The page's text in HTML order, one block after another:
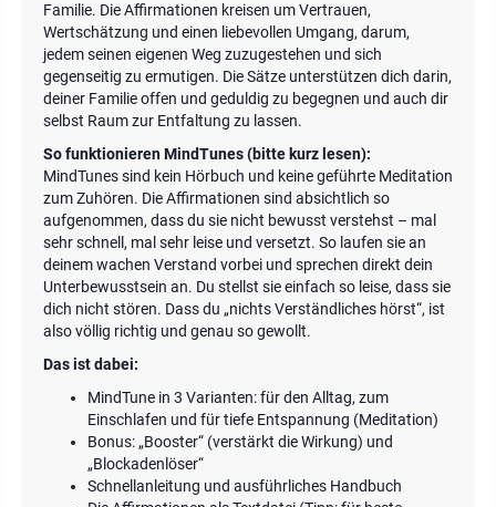
Familie. Die Affirmationen kreisen um Vertrauen,
Wertschätzung und einen liebevollen Umgang, darum,
jedem seinen eigenen Weg zuzugestehen und sich
gegenseitig zu ermutigen. Die Sätze unterstützen dich darin,
deiner Familie offen und geduldig zu begegnen und auch dir
selbst Raum zur Entfaltung zu lassen.
So funktionieren MindTunes (bitte kurz lesen):
MindTunes sind kein Hörbuch und keine geführte Meditation
zum Zuhören. Die Affirmationen sind absichtlich so
aufgenommen, dass du sie nicht bewusst verstehst – mal
sehr schnell, mal sehr leise und versetzt. So laufen sie an
deinem wachen Verstand vorbei und sprechen direkt dein
Unterbewusstsein an. Du stellst sie einfach so leise, dass sie
dich nicht stören. Dass du „nichts Verständliches hörst“, ist
also völlig richtig und genau so gewollt.
Das ist dabei:
MindTune in 3 Varianten: für den Alltag, zum
Einschlafen und für tiefe Entspannung (Meditation)
Bonus: „Booster“ (verstärkt die Wirkung) und
„Blockadenlöser“
Schnellanleitung und ausführliches Handbuch